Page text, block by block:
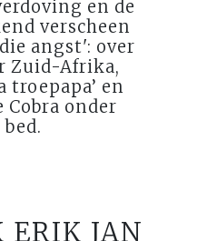
en de
verscheen
angst': over
Zuid-Afrika,
troepapa’ en
Cobra onder
JAN